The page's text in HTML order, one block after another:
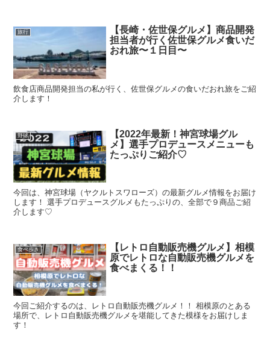
旅行
【長崎・佐世保グルメ】商品開発
担当者が行く佐世保グルメ食いだ
おれ旅〜１日目〜
飲食店商品開発担当の私が行く、佐世保グルメの食いだおれ旅をご紹
介します！
野球
【2022年最新！神宮球場グル
メ】選手プロデュースメニューも
たっぷりご紹介♡
今回は、神宮球場（ヤクルトスワローズ）の最新グルメ情報をお届け
します！ 選手プロデュースグルメもたっぷりの、全部で９商品ご紹
介します♡
食べ歩き
【レトロ自動販売機グルメ】相模
原でレトロな自動販売機グルメを
食べまくる！！
今回ご紹介するのは、レトロ自動販売機グルメ！！ 相模原のとある
場所で、レトロ自動販売機グルメを堪能してきた模様をお届けしま
す！